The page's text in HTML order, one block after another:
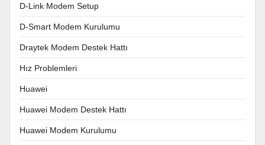
D-Link Modem Setup
D-Smart Modem Kurulumu
Draytek Modem Destek Hattı
Hız Problemleri
Huawei
Huawei Modem Destek Hattı
Huawei Modem Kurulumu